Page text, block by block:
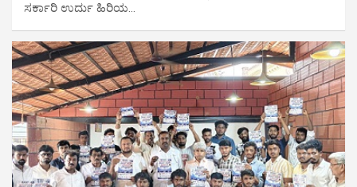
ಸರ್ಕಾರಿ ಉರ್ದು ಹಿರಿಯ…